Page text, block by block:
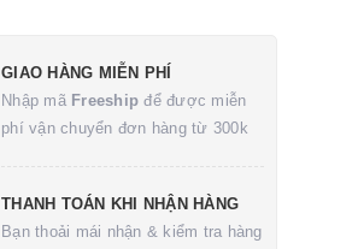
GIAO HÀNG MIỄN PHÍ
Nhập mã Freeship để được miễn
phí vận chuyển đơn hàng từ 300k
THANH TOÁN KHI NHẬN HÀNG
Bạn thoải mái nhận & kiểm tra hàng